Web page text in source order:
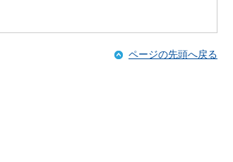
ページの先頭へ戻る